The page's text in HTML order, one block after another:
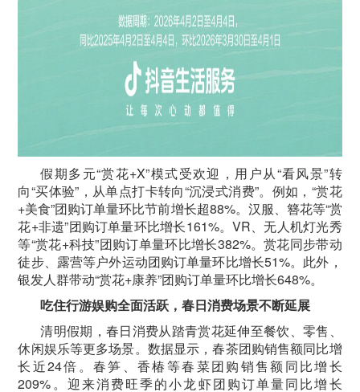
假期多元“赏花+X”模式受欢迎，用户从“看风景”转
向“买体验”，从单点打卡转向“沉浸式消费”。例如，“赏花
+美食”团购订单量环比节前增长超88%。汉服、簪花等“赏
花+非遗”团购订单量环比增长161%。VR、无人机灯光秀
等“赏花+科技”团购订单量环比增长382%。赏花同步带动
徒步、露营等户外运动团购订单量环比增长51%。此外，
银发人群带动“赏花+康养”团购订单量环比增长648%。
吃住行游娱购全面活跃，春日消费场景不断延展
清明假期，春日消费从踏青赏花延伸至餐饮、零售、
休闲娱乐等更多场景。数据显示，春茶团购销售额同比增
长近24倍。春笋、香椿等春菜团购销售额同比增长
209%。迎来消费旺季的小龙虾团购订单量同比增长